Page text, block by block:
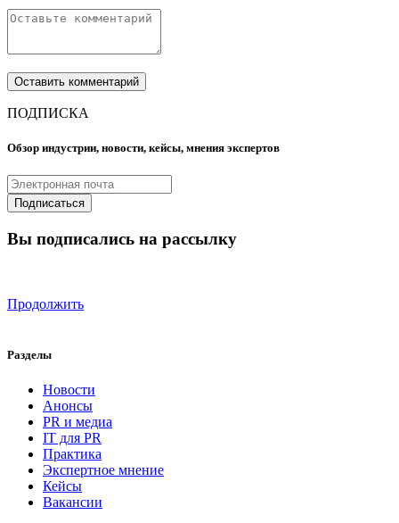
ПОДПИСКА
Обзор индустрии, новости, кейсы, мнения экспертов
Вы подписались на рассылку
Продолжить
Разделы
Новости
Анонсы
PR и медиа
IT для PR
Практика
Экспертное мнение
Кейсы
Вакансии